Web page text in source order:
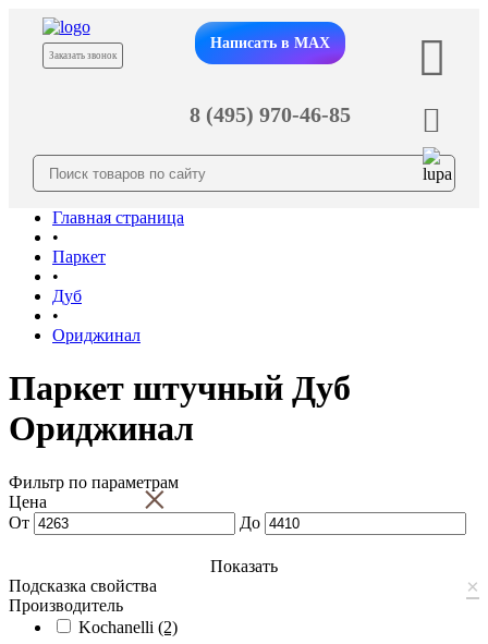
Заказать звонок
Написать в MAX
8 (495) 970-46-85
Главная страница
•
Паркет
•
Дуб
•
Ориджинал
Паркет штучный Дуб
Ориджинал
Фильтр по параметрам
×
Цена
От
До
Показать
Подсказка свойства
×
Производитель
Kochanelli (2)